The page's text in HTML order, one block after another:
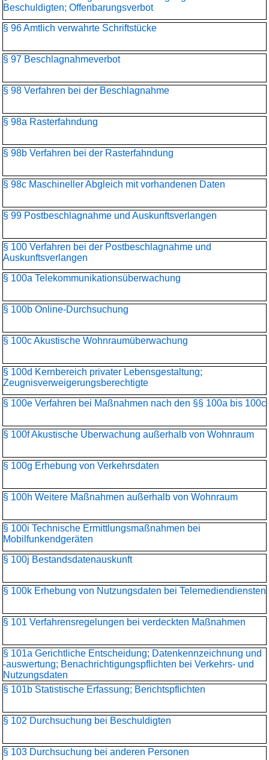
Beschuldigten; Offenbarungsverbot
§ 96 Amtlich verwahrte Schriftstücke
§ 97 Beschlagnahmeverbot
§ 98 Verfahren bei der Beschlagnahme
§ 98a Rasterfahndung
§ 98b Verfahren bei der Rasterfahndung
§ 98c Maschineller Abgleich mit vorhandenen Daten
§ 99 Postbeschlagnahme und Auskunftsverlangen
§ 100 Verfahren bei der Postbeschlagnahme und
Auskunftsverlangen
§ 100a Telekommunikationsüber­wachung
§ 100b Online-Durchsuchung
§ 100c Akustische Wohnraumüberwachung
§ 100d Kernbereich privater Lebensgestaltung;
Zeugnisverweigerungs­berechtigte
§ 100e Verfahren bei Maßnahmen nach den §§ 100a bis 100c
§ 100f Akustische Überwachung außerhalb von Wohnraum
§ 100g Erhebung von Verkehrsdaten
§ 100h Weitere Maßnahmen außerhalb von Wohnraum
§ 100i Technische Ermittlungsmaßnahmen bei
Mobilfunkendgeräten
§ 100j Bestandsdatenauskunft
§ 100k Erhebung von Nutzungsdaten bei Telemediendiensten
§ 101 Verfahrensregelungen bei verdeckten Maßnahmen
§ 101a Gerichtliche Entscheidung; Datenkennzeichnung und
-auswertung; Benachrichtigungspflichten bei Verkehrs- und
Nutzungsdaten
§ 101b Statistische Erfassung; Berichtspflichten
§ 102 Durchsuchung bei Beschuldigten
§ 103 Durchsuchung bei anderen Personen